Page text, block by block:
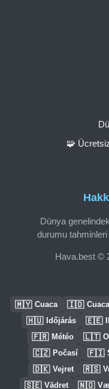
Dünya
durumu
Hava.best ©
🧩
🇲🇾 Cuaca 🇮🇩 Cuaca
🇭🇺 Időjárás 🇪🇪
🇫🇷 Météo 🇱🇹
🇨🇿 Počasí 🇫🇮
🇩🇰 Vejret 🇷🇸
🇸🇪 Vädret 🇳🇴